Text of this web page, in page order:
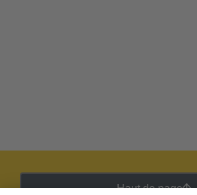
Haut de page